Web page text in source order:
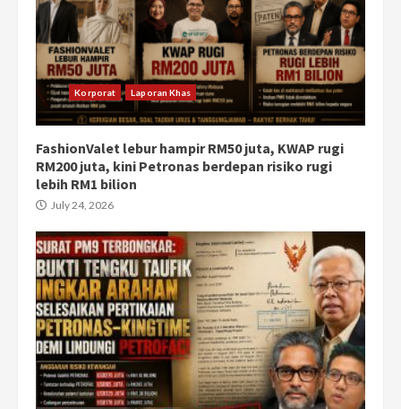
Korporat Laporan Khas
FashionValet lebur hampir RM50 juta, KWAP rugi
RM200 juta, kini Petronas berdepan risiko rugi
lebih RM1 bilion
July 24, 2026